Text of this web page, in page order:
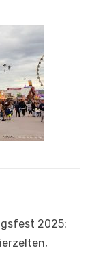
2025: